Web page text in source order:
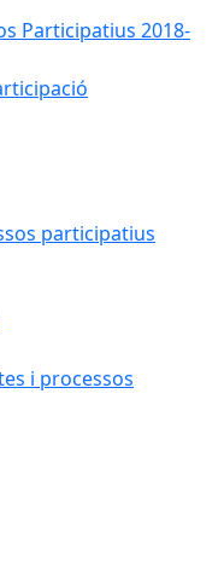
Participatius 2018-
participatius
i processos